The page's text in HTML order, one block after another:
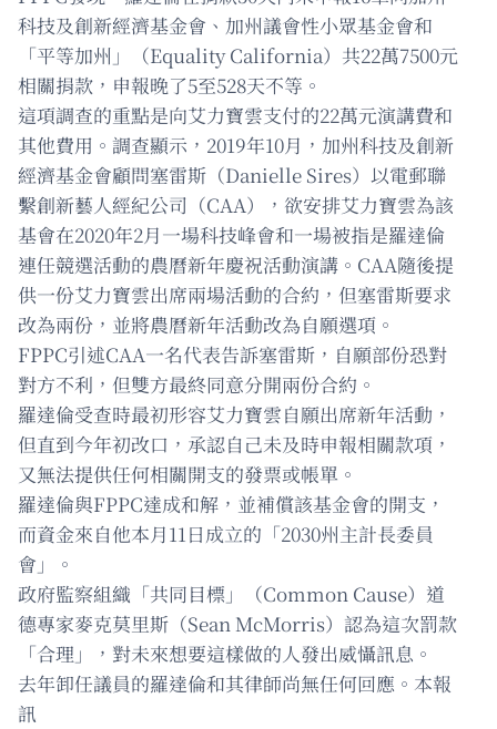
科技及創新經濟基金會、加州議會性小眾基金會和
「平等加州」（Equality California）共22萬7500元
相關捐款，申報晚了5至528天不等。
這項調查的重點是向艾力寶雲支付的22萬元演講費和
其他費用。調查顯示，2019年10月，加州科技及創新
經濟基金會顧問塞雷斯（Danielle Sires）以電郵聯
繫創新藝人經紀公司（CAA），欲安排艾力寶雲為該
基會在2020年2月一場科技峰會和一場被指是羅達倫
連任競選活動的農曆新年慶祝活動演講。CAA隨後提
供一份艾力寶雲出席兩場活動的合約，但塞雷斯要求
改為兩份，並將農曆新年活動改為自願選項。
FPPC引述CAA一名代表告訴塞雷斯，自願部份恐對
對方不利，但雙方最終同意分開兩份合約。
羅達倫受查時最初形容艾力寶雲自願出席新年活動，
但直到今年初改口，承認自己未及時申報相關款項，
又無法提供任何相關開支的發票或帳單。
羅達倫與FPPC達成和解，並補償該基金會的開支，
而資金來自他本月11日成立的「2030州主計長委員
會」。
政府監察組織「共同目標」（Common Cause）道
德專家麥克莫里斯（Sean McMorris）認為這次罰款
「合理」，對未來想要這樣做的人發出威懾訊息。
去年卸任議員的羅達倫和其律師尚無任何回應。本報
訊